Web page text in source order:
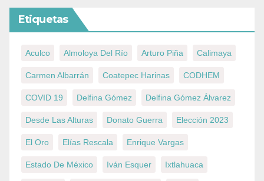
Etiquetas
Aculco Almoloya Del Río Arturo Piña Calimaya
Carmen Albarrán Coatepec Harinas CODHEM
COVID 19 Delfina Gómez Delfina Gómez Álvarez
Desde Las Alturas Donato Guerra Elección 2023
El Oro Elías Rescala Enrique Vargas
Estado De México Iván Esquer Ixtlahuaca